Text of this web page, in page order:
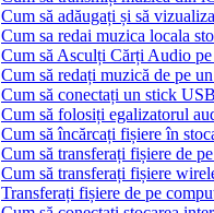
Cum să adăugați și să
Cum sa redai muzica locala
Cum să Asculți Cărți Audio
Cum să redați muzică de pe
Cum să conectați un stick
Cum să folosiți egalizatorul
Cum să încărcați fișiere în
Cum să transferați fișiere de
Cum să transferați fișiere
Transferați fișiere de pe